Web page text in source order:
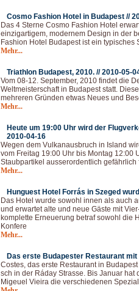
Cosmo Fashion Hotel in Budapest //
Das 4 Sterne Cosmo Fashion Hotel
einzigartigem, modernem Design in der
Fashion Hotel Budapest ist ein typisches
Mehr...
Triathlon Budapest, 2010. //2010-05-
Vom 08-12. September, 2010 findet die
Weltmeisterschaft in Budapest statt.
mehreren Gründen etwas Neues und
Mehr...
Heute um 19:00 Uhr wird der
2010-04-16
Wegen dem Vulkanausbruch in Island
vom Freitag 19:00 Uhr bis Montag 12:00
Staubpartikel ausserordentlich
Mehr...
Hunguest Hotel Forrás in Szeged
Das Hotel wurde sowohl innen als auch
und erwartet alte und neue Gäste mit
komplette Erneuerung betraf sowohl die
Konfere
Mehr...
Das erste Budapester Restaurant
Costes, das erste Restaurant in
sch in der Ráday Strasse. Bis Januar hat
Migeuel Vieira die verschiedenen